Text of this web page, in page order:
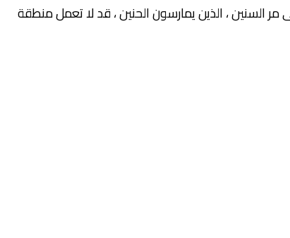
السنين ، الذين يمارسون الحنين ، قد لا تعمل منطقة